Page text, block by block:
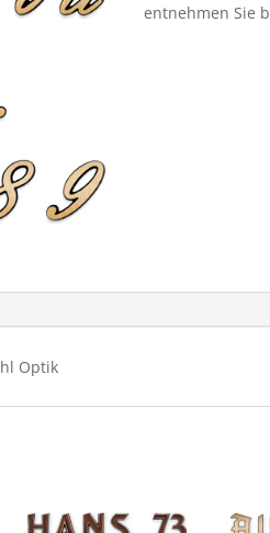
entnehmen Sie
Optik